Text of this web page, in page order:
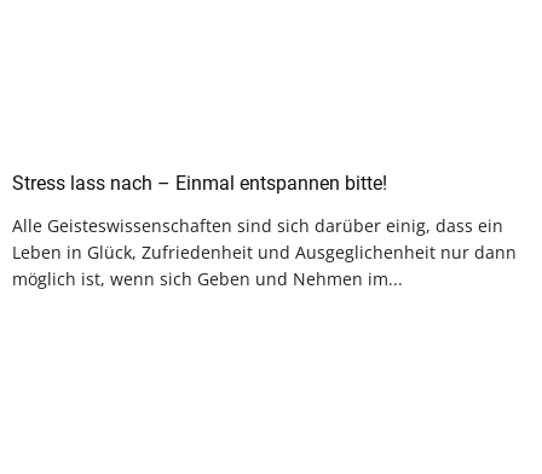
Stress lass nach – Einmal entspannen bitte!
Alle Geisteswissenschaften sind sich darüber einig, dass ein
Leben in Glück, Zufriedenheit und Ausgeglichenheit nur dann
möglich ist, wenn sich Geben und Nehmen im...